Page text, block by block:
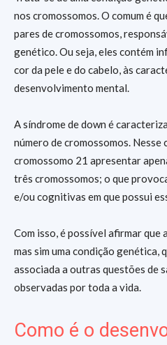
nos cromossomos. O comum é
pares de cromossomos,
genético. Ou seja, eles contém
cor da pele e do cabelo, às
desenvolvimento mental.
A síndrome de down é
número de cromossomos. Nesse
cromossomo 21 apresentar
três cromossomos; o que
e/ou cognitivas em que possui
Com isso, é possível afirmar que
mas sim uma condição genética,
associada a outras questões de
observadas por toda a vida.
Como é o